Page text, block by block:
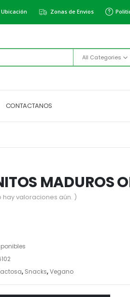
Zonas de Envios
All Categories
CONTACTANOS
MADUROS
hay valoraciones aún. )
, Snacks,Vegano